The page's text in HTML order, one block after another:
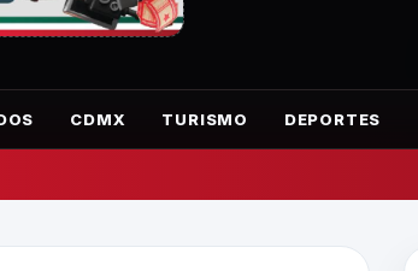
CDMX TURISMO DEPORTES